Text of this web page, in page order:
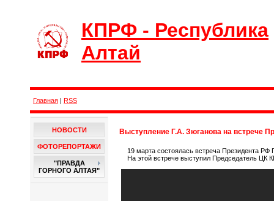
КПРФ - Республика
Алтай
Главная | RSS
НОВОСТИ
ФОТОРЕПОРТАЖИ
"ПРАВДА
ГОРНОГО АЛТАЯ"
Выступление Г.А. Зюганова на встрече
19 марта состоялась встреча Президента
На этой встрече выступил Председатель